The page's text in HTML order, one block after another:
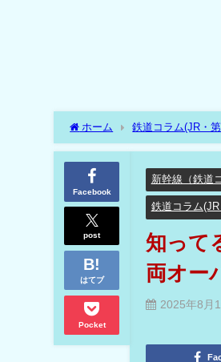
ホーム 鉄道コラム(JR・
ーバー⁇
Facebook
post
はてブ
Pocket
新幹線（鉄道
鉄道コラム(JR
知って
両オー
2025年8月